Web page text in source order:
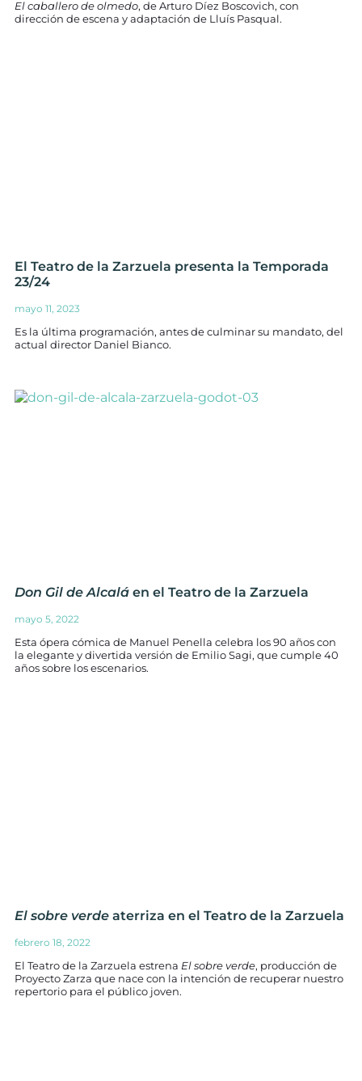
El caballero de olmedo, de Arturo Díez Boscovich, con
dirección de escena y adaptación de Lluís Pasqual.
El Teatro de la Zarzuela presenta la Temporada
23/24
mayo 11, 2023
Es la última programación, antes de culminar su mandato, del
actual director Daniel Bianco.
Don Gil de Alcalá en el Teatro de la Zarzuela
mayo 5, 2022
Esta ópera cómica de Manuel Penella celebra los 90 años con
la elegante y divertida versión de Emilio Sagi, que cumple 40
años sobre los escenarios.
El sobre verde aterriza en el Teatro de la Zarzuela
febrero 18, 2022
El Teatro de la Zarzuela estrena El sobre verde, producción de
Proyecto Zarza que nace con la intención de recuperar nuestro
repertorio para el público joven.